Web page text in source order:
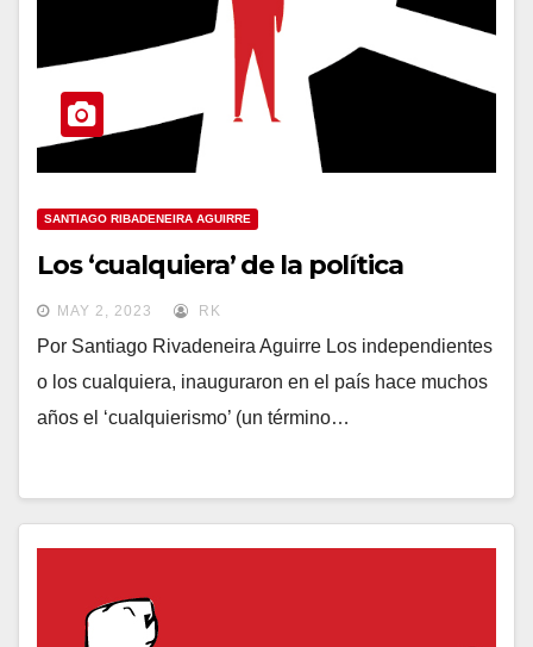
SANTIAGO RIBADENEIRA AGUIRRE
Los ‘cualquiera’ de la política
MAY 2, 2023 RK
Por Santiago Rivadeneira Aguirre Los independientes
o los cualquiera, inauguraron en el país hace muchos
años el ‘cualquierismo’ (un término…